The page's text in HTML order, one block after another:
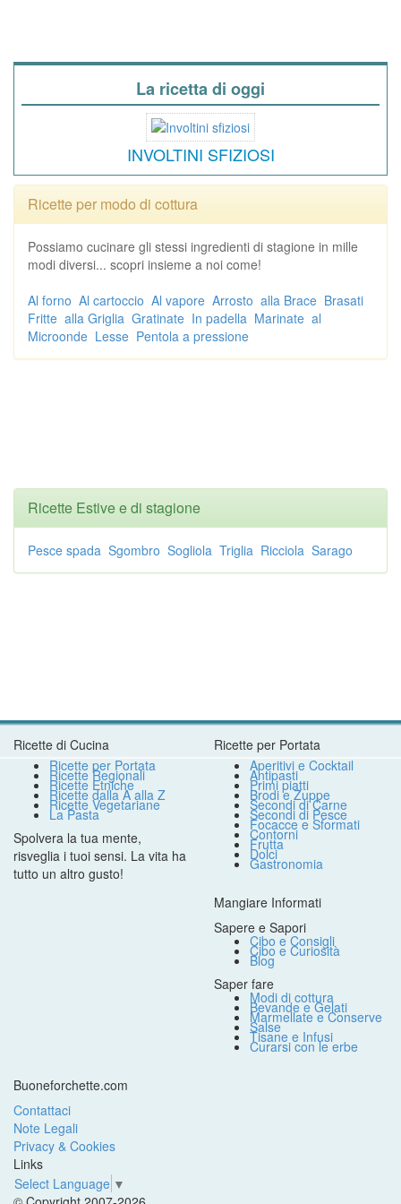
La ricetta di oggi
INVOLTINI SFIZIOSI
Ricette per modo di cottura
Possiamo cucinare gli stessi ingredienti di stagione in mille
modi diversi... scopri insieme a noi come!
Al forno Al cartoccio Al vapore Arrosto alla Brace Brasati
Fritte alla Griglia Gratinate In padella Marinate al
Microonde Lesse Pentola a pressione
Ricette Estive e di stagione
Pesce spada Sgombro Sogliola Triglia Ricciola Sarago
Ricette di Cucina
Ricette per Portata
Ricette Regionali
Ricette Etniche
Ricette dalla A alla Z
Ricette Vegetariane
La Pasta
Spolvera la tua mente,
risveglia i tuoi sensi. La vita ha
tutto un altro gusto!
Ricette per Portata
Aperitivi e Cocktail
Antipasti
Primi piatti
Brodi e Zuppe
Secondi di Carne
Secondi di Pesce
Focacce e Sformati
Contorni
Frutta
Dolci
Gastronomia
Mangiare Informati
Sapere e Sapori
Cibo e Consigli
Cibo e Curiosità
Blog
Saper fare
Modi di cottura
Bevande e Gelati
Marmellate e Conserve
Salse
Tisane e Infusi
Curarsi con le erbe
Buoneforchette.com
Contattaci
Note Legali
Privacy & Cookies
Links
Select Language ▼